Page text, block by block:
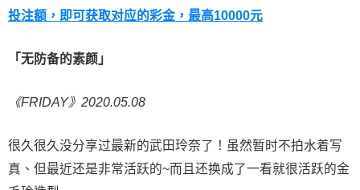
投注额，即可获取对应的彩金，最高10000元
「 无防备的素颜」
《FRIDAY》2020.05.08
很久很久没分享过最新的武田玲奈了！虽然暂时不拍水着写
真、但最近还是非常活跃的~而且还换成了一看就很活跃的金